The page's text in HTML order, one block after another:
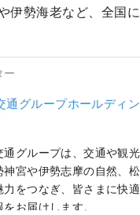
伊勢海老など、全国
ー
通グループホールディ
通グループは、交通や観
神宮や伊勢志摩の自然、
力をつなぎ、皆さまに快
お届けします。